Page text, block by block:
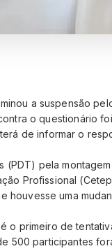
a suspensão
o questionário
de informar o
(PDT) pela
Profissional
uma
o primeiro de
500 participantes